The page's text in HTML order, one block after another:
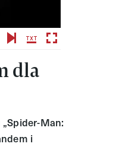
dla
Man:
i